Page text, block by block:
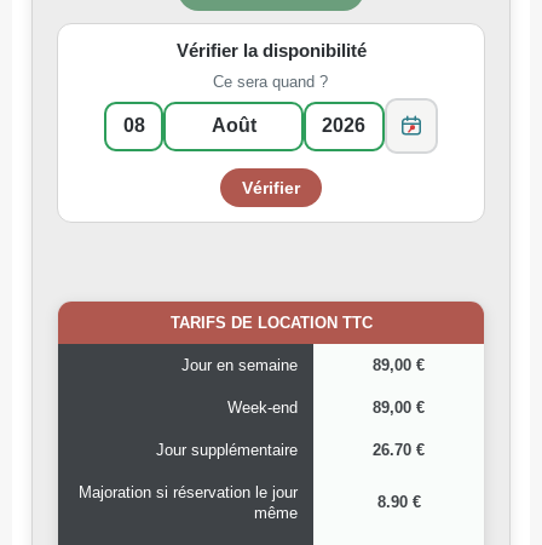
Vérifier la disponibilité
Ce sera quand ?
TARIFS DE LOCATION TTC
Jour en semaine 89,00 €
Week-end 89,00 €
Jour supplémentaire 26.70 €
Majoration si réservation le jour
même
8.90 €